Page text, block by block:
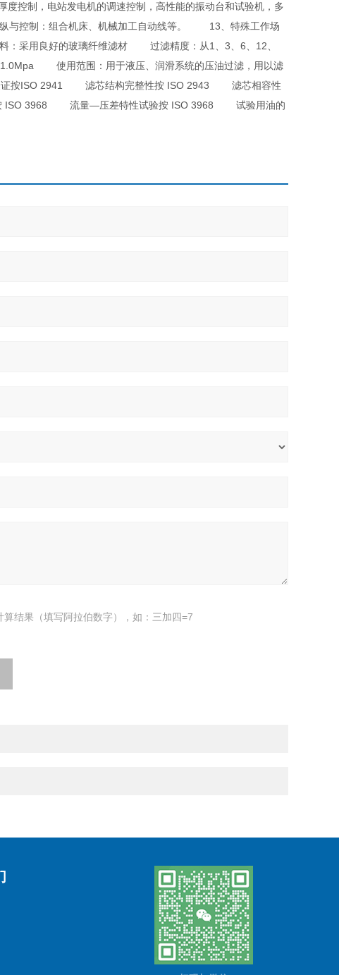
控制，电站发电机的调速控制，高性能的振动台和试验机，多
与控制：组合机床、机械加工自动线等。 13、特殊工作场
：采用良好的玻璃纤维滤材 过滤精度：从1、3、6、12、
使用范围：用于液压、润滑系统的压油过滤，用以滤
按ISO 2941 滤芯结构完整性按 ISO 2943 滤芯相容性
ISO 3968 流量—压差特性试验按 ISO 3968 试验用油的
算结果（填写阿拉伯数字），如：三加四=7